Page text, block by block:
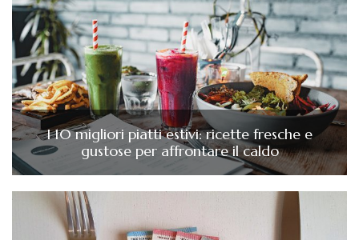
I 10 migliori piatti estivi: ricette fresche e
gustose per affrontare il caldo